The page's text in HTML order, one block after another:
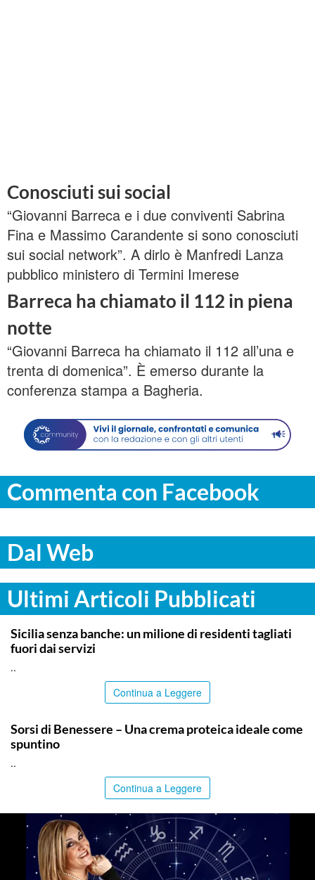
Conosciuti sui social
“Giovanni Barreca e i due conviventi Sabrina
Fina e Massimo Carandente si sono conosciuti
sui social network”. A dirlo è Manfredi Lanza
pubblico ministero di Termini Imerese
Barreca ha chiamato il 112 in piena
notte
“Giovanni Barreca ha chiamato il 112 all’una e
trenta di domenica”. È emerso durante la
conferenza stampa a Bagheria.
Commenta con Facebook
Dal Web
Ultimi Articoli Pubblicati
PALERMO
Sicilia senza banche: un milione di residenti tagliati
fuori dai servizi
..
Continua a Leggere
Sorsi di Benessere – Una crema proteica ideale come
spuntino
..
Continua a Leggere